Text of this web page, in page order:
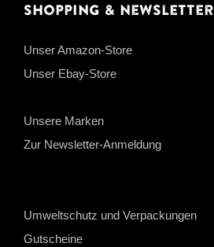
Shopping & Newsletter
Unser Amazon-Store
Unser Ebay-Store
Unsere Marken
Zur Newsletter-Anmeldung
Umweltschutz und Verpackungen
Gutscheine